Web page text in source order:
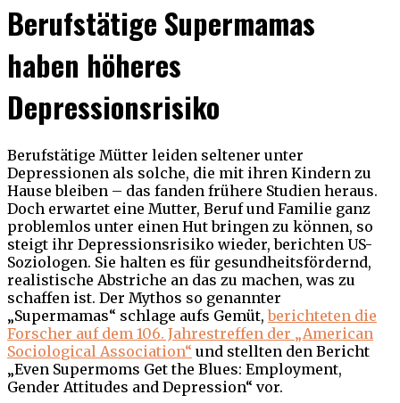
Berufstätige Supermamas
haben höheres
Depressionsrisiko
Berufstätige Mütter leiden seltener unter
Depressionen als solche, die mit ihren Kindern zu
Hause bleiben – das fanden frühere Studien heraus.
Doch erwartet eine Mutter, Beruf und Familie ganz
problemlos unter einen Hut bringen zu können, so
steigt ihr Depressionsrisiko wieder, berichten US-
Soziologen. Sie halten es für gesundheitsfördernd,
realistische Abstriche an das zu machen, was zu
schaffen ist. Der Mythos so genannter
„Supermamas“ schlage aufs Gemüt,berichteten die
Forscher auf dem 106. Jahrestreffen der „American
Sociological Association“ und stellten den Bericht
„Even Supermoms Get the Blues: Employment,
Gender Attitudes and Depression“ vor.